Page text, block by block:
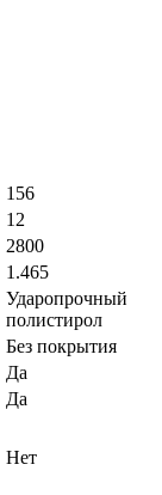
156
12
2800
1.465
Ударопрочный
полистирол
Без покрытия
Да
Да
Нет